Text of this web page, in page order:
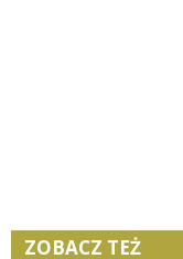
ZOBACZ TEŻ